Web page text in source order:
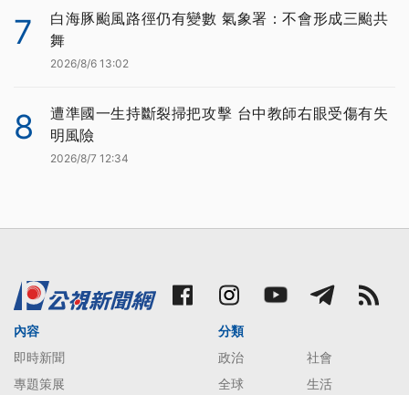
7
白海豚颱風路徑仍有變數 氣象署：不會形成三颱共
舞
2026/8/6 13:02
8
遭準國一生持斷裂掃把攻擊 台中教師右眼受傷有失
明風險
2026/8/7 12:34
內容
即時新聞
專題策展
分類
政治
社會
全球
生活